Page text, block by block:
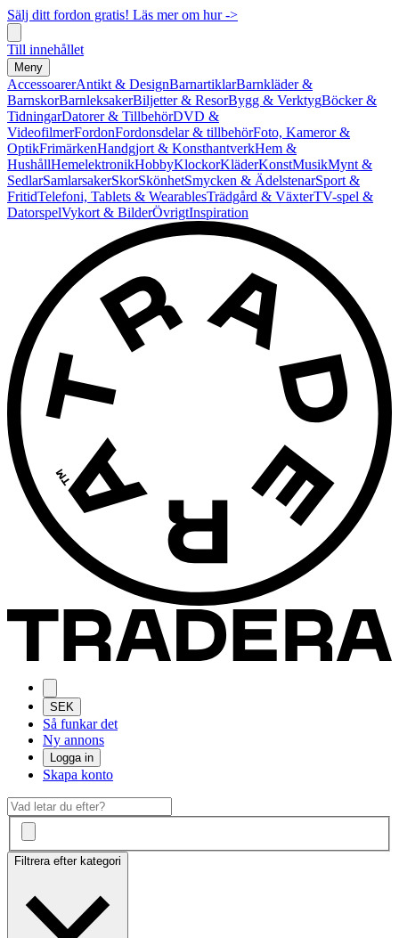
Sälj ditt fordon gratis! Läs mer om hur ->
Till innehållet
Meny
AccessoarerAntikt & DesignBarnartiklarBarnkläder &
BarnskorBarnleksakerBiljetter & ResorBygg & VerktygBöcker &
TidningarDatorer & TillbehörDVD &
VideofilmerFordonFordonsdelar & tillbehörFoto, Kameror &
OptikFrimärkenHandgjort & KonsthantverkHem &
HushållHemelektronikHobbyKlockorKläderKonstMusikMynt &
SedlarSamlarsakerSkorSkönhetSmycken & ÄdelstenarSport &
FritidTelefoni, Tablets & WearablesTrädgård & VäxterTV-spel &
DatorspelVykort & BilderÖvrigtInspiration
SEK
Så funkar det
Ny annons
Logga in
Skapa konto
Filtrera efter kategori